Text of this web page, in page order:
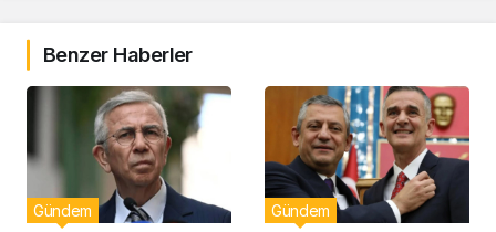
Benzer Haberler
Gündem Gündem